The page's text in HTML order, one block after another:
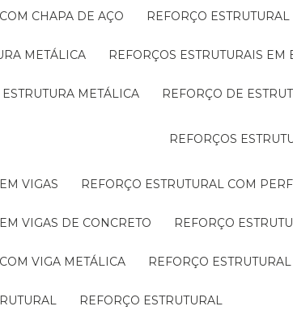
CHAPA DE AÇO REFORÇO
METÁLICA REFORÇOS ESTRUTURAIS
ESTRUTURA METÁLICA REFORÇO DE
REFORÇOS
VIGAS REFORÇO ESTRUTURAL COM
VIGAS DE CONCRETO REFORÇO
COM VIGA METÁLICA REFORÇO
REFORÇO ESTRUTURAL